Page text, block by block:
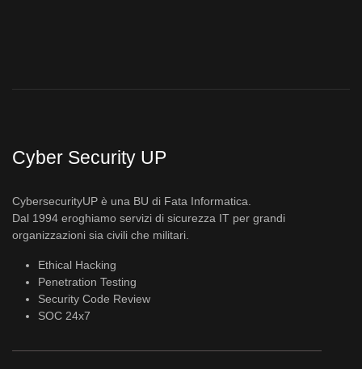
Cyber Security UP
CybersecurityUP è una BU di Fata Informatica.
Dal 1994 eroghiamo servizi di sicurezza IT per grandi
organizzazioni sia civili che militari.
Ethical Hacking
Penetration Testing
Security Code Review
SOC 24x7